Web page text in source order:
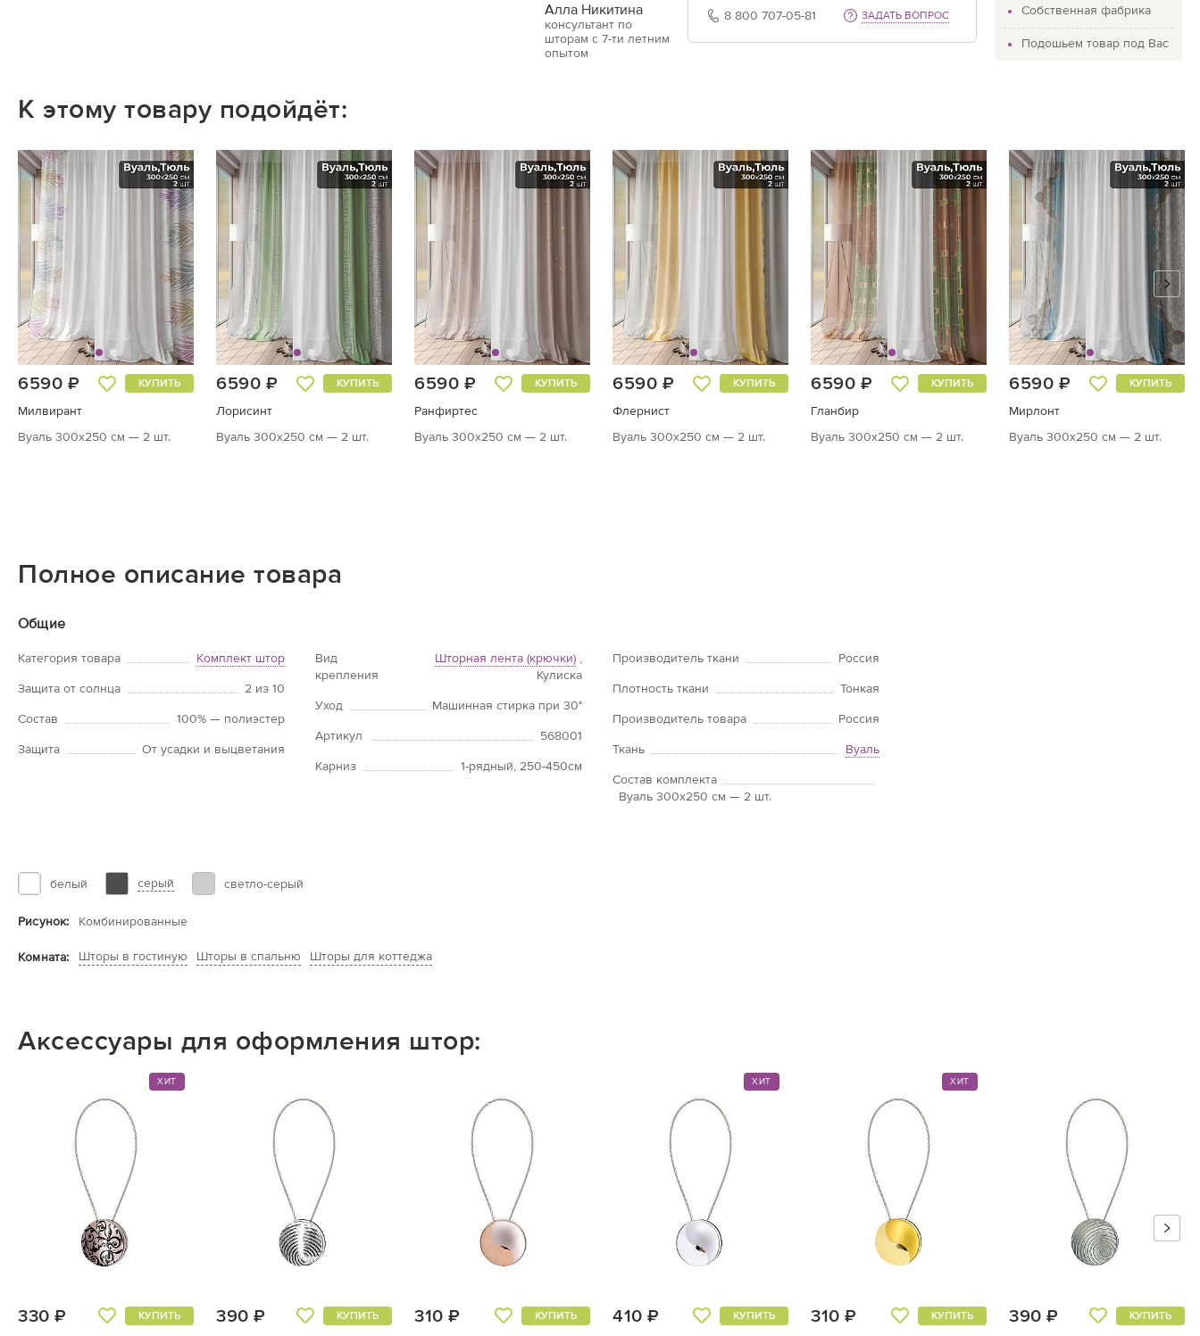
Алла Никитина
консультант по
шторам с 7-ти летним
опытом
8 800 707-05-81 ЗАДАТЬ ВОПРОС Собственная фабрика
Подошьем товар под Вас
К этому товару подойдёт:
6590 ₽ КУПИТЬ
Милвирант
Вуаль 300х250 см — 2 шт.
6590 ₽ КУПИТЬ
Лорисинт
Вуаль 300х250 см — 2 шт.
6590 ₽ КУПИТЬ
Ранфиртес
Вуаль 300х250 см — 2 шт.
6590 ₽ КУПИТЬ
Флернист
Вуаль 300х250 см — 2 шт.
6590 ₽ КУПИТЬ
Гланбир
Вуаль 300х250 см — 2 шт.
6590 ₽ КУПИТЬ
Мирлонт
Вуаль 300х250 см — 2 шт.
Полное описание товара
Общие
Категория товара
Комплект штор
Защита от солнца
2 из 10
Состав
100% — полиэстер
Защита
От усадки и выцветания
Вид
крепления
Шторная лента (крючки) ,
Кулиска
Уход
Машинная стирка при 30°
Артикул
568001
Карниз
1-рядный, 250-450см
Производитель ткани
Россия
Плотность ткани
Тонкая
Производитель товара
Россия
Ткань
Вуаль
Состав комплекта
Вуаль 300х250 см — 2 шт.
белый серый светло-серый
Рисунок: Комбинированные
Комната: Шторы в гостиную Шторы в спальню Шторы для коттеджа
Аксессуары для оформления штор:
ХИТ
330 ₽ КУПИТЬ 390 ₽ КУПИТЬ 310 ₽ КУПИТЬ
ХИТ
410 ₽ КУПИТЬ
ХИТ
310 ₽ КУПИТЬ 390 ₽ КУПИТЬ